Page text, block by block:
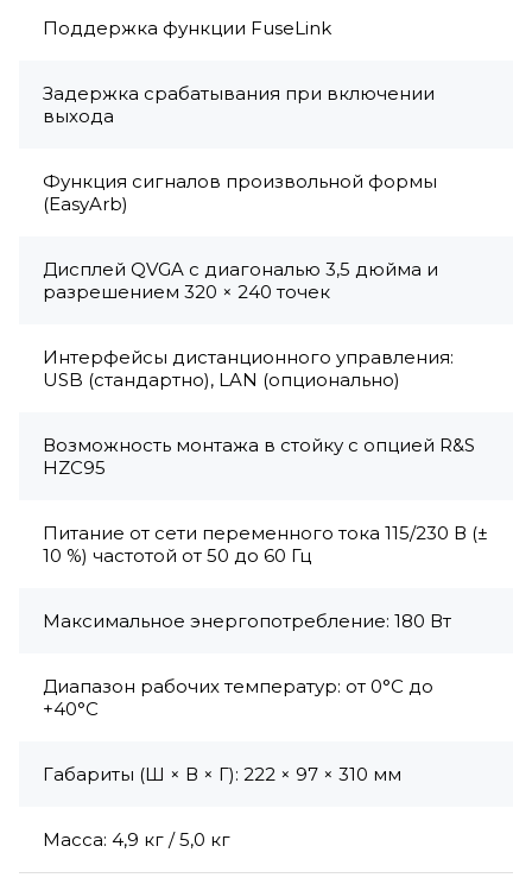
Поддержка функции FuseLink
Задержка срабатывания при включении
выхода
Функция сигналов произвольной формы
(EasyArb)
Дисплей QVGA с диагональю 3,5 дюйма и
разрешением 320 × 240 точек
Интерфейсы дистанционного управления:
USB (стандартно), LAN (опционально)
Возможность монтажа в стойку с опцией R&S
HZC95
Питание от сети переменного тока 115/230 В (±
10 %) частотой от 50 до 60 Гц
Максимальное энергопотребление: 180 Вт
Диапазон рабочих температур: от 0°C до
+40°C
Габариты (Ш × В × Г): 222 × 97 × 310 мм
Масса: 4,9 кг / 5,0 кг